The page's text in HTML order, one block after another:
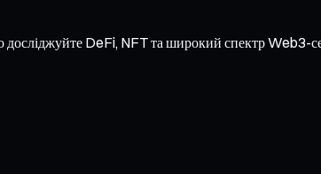
досліджуйте DeFi, NFT та широкий спектр Web3-